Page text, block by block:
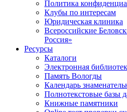
Политика
Клубы по интересам
Юридическая клиника
Всероссийские
Россия»
Ресурсы
Каталоги
Электронная
Память Вологды
Календарь
Полнотекстовые базы
Книжные памятники